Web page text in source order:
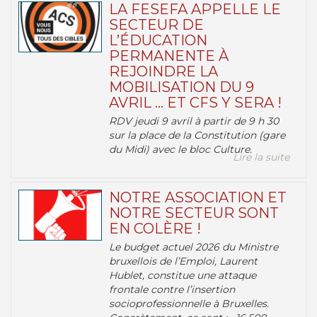
LA FESEFA APPELLE LE
SECTEUR DE
L’ÉDUCATION
PERMANENTE À
REJOINDRE LA
MOBILISATION DU 9
AVRIL … ET CFS Y SERA !
RDV jeudi 9 avril à partir de 9 h 30
sur la place de la Constitution (gare
du Midi) avec le bloc Culture.
Lire la suite
NOTRE ASSOCIATION ET
NOTRE SECTEUR SONT
EN COLÈRE !
Le budget actuel 2026 du Ministre
bruxellois de l’Emploi, Laurent
Hublet, constitue une attaque
frontale contre l’insertion
socioprofessionnelle à Bruxelles.